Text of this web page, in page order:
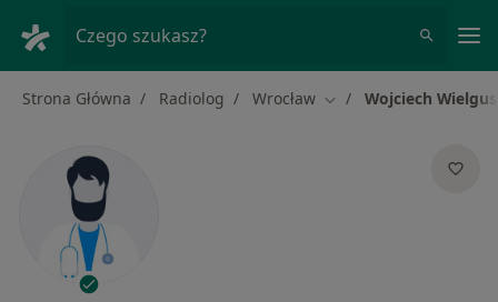
Czego szukasz?
Strona Główna Radiolog Wrocław Zmień miasto
Wojciech Wielgus